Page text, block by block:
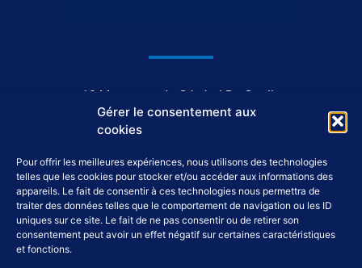
Gérer le consentement aux
cookies
Pour offrir les meilleures expériences, nous utilisons des technologies
telles que les cookies pour stocker et/ou accéder aux informations des
appareils. Le fait de consentir à ces technologies nous permettra de
traiter des données telles que le comportement de navigation ou les ID
uniques sur ce site. Le fait de ne pas consentir ou de retirer son
consentement peut avoir un effet négatif sur certaines caractéristiques
et fonctions.
1044, avenue du Général De Gaulle
37550 Saint-Avertin
02 46 46 98 98
accueil@tap-patrimoine.fr